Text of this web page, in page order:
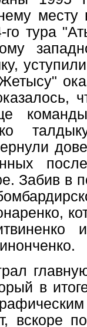
месту
тура
Забив в
в
вскоре